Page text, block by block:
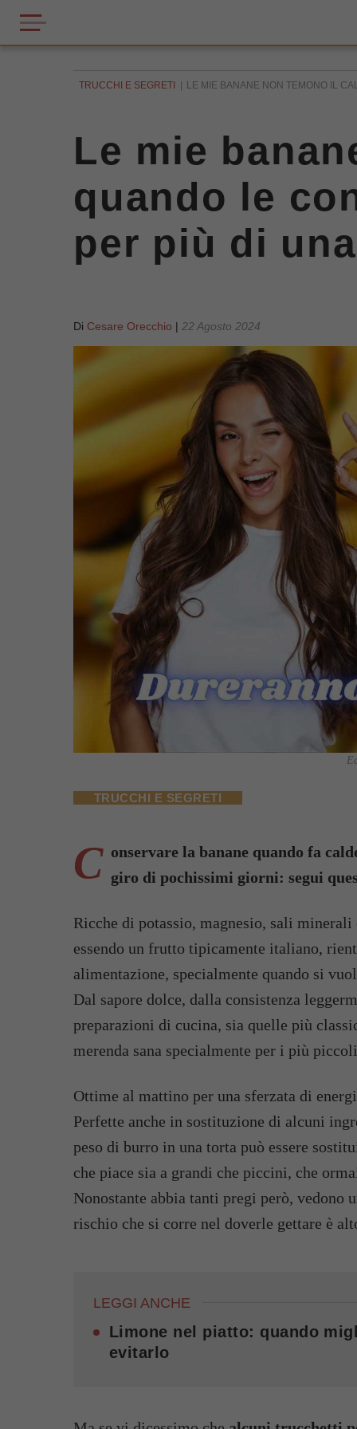
TRUCCHI E SEGRETI LE MIE BANANE NON TEMONO IL
Le mie
quando le
per più di
Di Cesare Orecchio | 22 Agosto 2024
TRUCCHI E SEGRETI
C onservare la banane quando fa
giro di pochissimi giorni: segui
Ricche di potassio, magnesio, sali minerali
essendo un frutto tipicamente italiano,
alimentazione, specialmente quando si
Dal sapore dolce, dalla consistenza
preparazioni di cucina, sia quelle più
merenda sana specialmente per i più
Ottime al mattino per una sferzata di
Perfette anche in sostituzione di alcuni
peso di burro in una torta può essere
che piace sia a grandi che piccini, che
Nonostante abbia tanti pregi però, vedono
rischio che si corre nel doverle gettare è
LEGGI ANCHE
Limone nel piatto: quando
evitarlo